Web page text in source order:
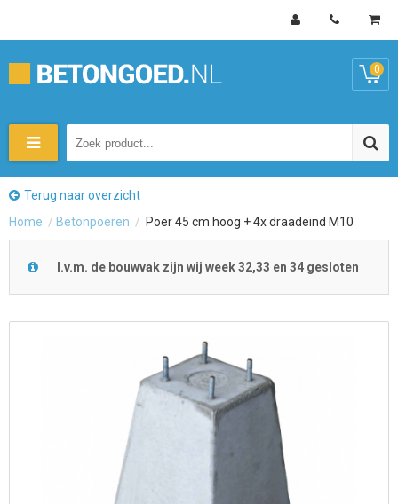
0
Terug naar overzicht
Home / Betonpoeren / Poer 45 cm hoog + 4x draadeind M10
I.v.m. de bouwvak zijn wij week 32,33 en 34 gesloten